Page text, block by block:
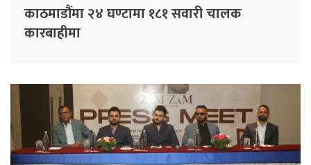
काठमाडौंमा २४ घण्टामा १८१ सवारी चालक
कारबाहीमा